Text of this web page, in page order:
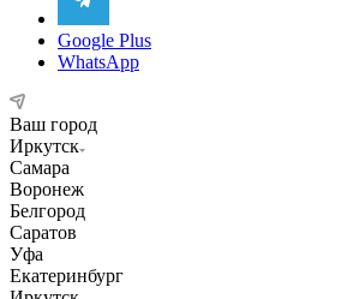
Google Plus
WhatsApp
Ваш город
Иркутск
Самара
Воронеж
Белгород
Саратов
Уфа
Екатеринбург